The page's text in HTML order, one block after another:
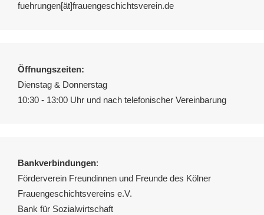
fuehrungen[ät]frauengeschichtsverein.de
Öffnungszeiten:
Dienstag & Donnerstag
10:30 - 13:00 Uhr und nach telefonischer Vereinbarung
Bankverbindungen:
Förderverein Freundinnen und Freunde des Kölner
Frauengeschichtsvereins e.V.
Bank für Sozialwirtschaft